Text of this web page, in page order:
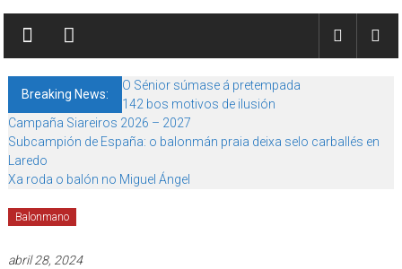
Breaking News:
O Sénior súmase á pretempada
142 bos motivos de ilusión
Campaña Siareiros 2026 – 2027
Subcampión de España: o balonmán praia deixa selo carballés en
Laredo
Xa roda o balón no Miguel Ángel
Balonmano
abril 28, 2024